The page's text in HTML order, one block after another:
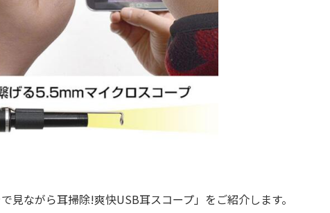
ながら耳掃除!爽快USB耳スコープ」をご紹介します。